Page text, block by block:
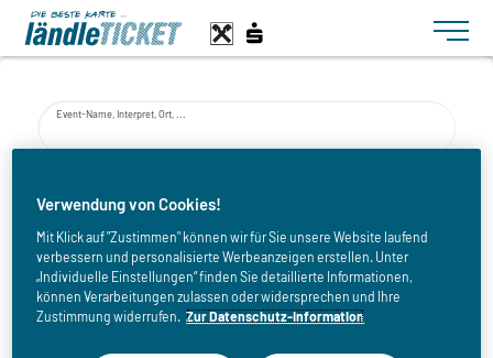
Toggle
Event-Name, Interpret, Ort, ...
bis
Verwendung von Cookies!
Mit Klick auf "Zustimmen" können wir für Sie unsere Website laufend
verbessern und personalisierte Werbeanzeigen erstellen. Unter
„Individuelle Einstellungen“ finden Sie detaillierte Informationen,
können Verarbeitungen zulassen oder widersprechen und Ihre
Zustimmung widerrufen. Zur Datenschutz-Information